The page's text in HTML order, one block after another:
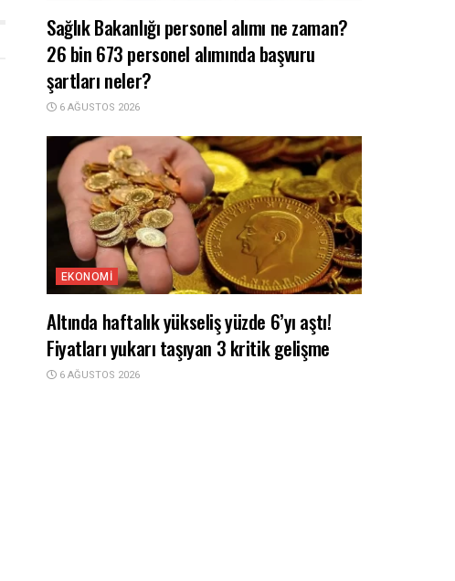
Sağlık Bakanlığı personel alımı ne zaman?
26 bin 673 personel alımında başvuru
şartları neler?
6 AĞUSTOS 2026
EKONOMI
Altında haftalık yükseliş yüzde 6’yı aştı!
Fiyatları yukarı taşıyan 3 kritik gelişme
6 AĞUSTOS 2026